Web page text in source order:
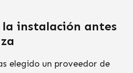
la instalación antes
elegido un proveedor de